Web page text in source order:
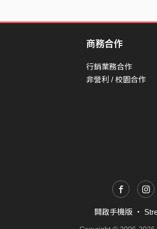
商務合作
行銷業務合作
非營利 / 校園合作
開啟手機版 ・